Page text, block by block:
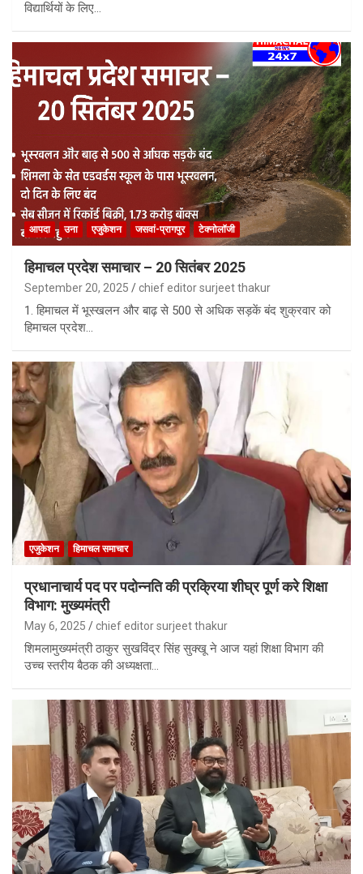
विद्यार्थियों के लिए…
आपदा उना एजुकेशन जसवां-प्रागपुर टेक्नोलॉजी
हिमाचल प्रदेश समाचार – 20 सितंबर 2025
September 20, 2025 chief editor surjeet thakur
1. हिमाचल में भूस्खलन और बाढ़ से 500 से अधिक सड़कें बंद शुक्रवार को
हिमाचल प्रदेश…
एजुकेशन हिमाचल समाचार
प्रधानाचार्य पद पर पदोन्नति की प्रक्रिया शीघ्र पूर्ण करे शिक्षा
विभाग: मुख्यमंत्री
May 6, 2025 chief editor surjeet thakur
शिमलामुख्यमंत्री ठाकुर सुखविंद्र सिंह सुक्खू ने आज यहां शिक्षा विभाग की
उच्च स्तरीय बैठक की अध्यक्षता…